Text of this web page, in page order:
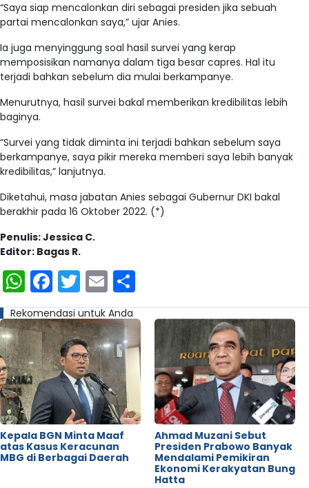
“Saya siap mencalonkan diri sebagai presiden jika sebuah
partai mencalonkan saya,” ujar Anies.
Ia juga menyinggung soal hasil survei yang kerap
memposisikan namanya dalam tiga besar capres. Hal itu
terjadi bahkan sebelum dia mulai berkampanye.
Menurutnya, hasil survei bakal memberikan kredibilitas lebih
baginya.
“Survei yang tidak diminta ini terjadi bahkan sebelum saya
berkampanye, saya pikir mereka memberi saya lebih banyak
kredibilitas,” lanjutnya.
Diketahui, masa jabatan Anies sebagai Gubernur DKI bakal
berakhir pada 16 Oktober 2022. (*)
Penulis: Jessica C.
Editor: Bagas R.
WhatsApp
Facebook
Twitter
Email
Rekomendasi untuk Anda
Kepala BGN Minta Maaf
atas Kasus Keracunan
MBG di Berbagai Daerah
Ahmad Muzani Sebut
Presiden Prabowo Banyak
Mendalami Pemikiran
Ekonomi Kerakyatan Bung
Hatta